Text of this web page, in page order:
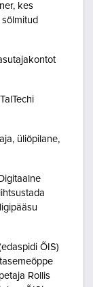
kes
üliõpilane,
ÕIS)
Rollis